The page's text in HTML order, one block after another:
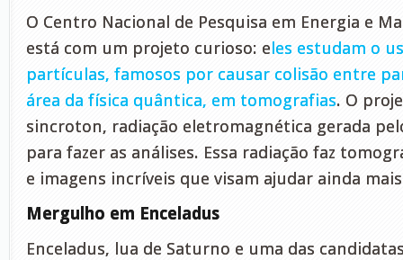
O Centro Nacional de Pesquisa em Energia e
está com um projeto curioso: eles estudam o
partículas, famosos por causar colisão entre
área da física quântica, em tomografias. O
sincroton, radiação eletromagnética gerada
para fazer as análises. Essa radiação faz
e imagens incríveis que visam ajudar ainda
Mergulho em Enceladus
Enceladus, lua de Saturno e uma das